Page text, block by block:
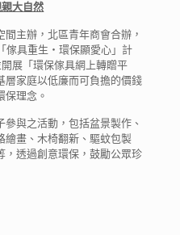
大自然
主辦，北區青年商會合辦，
傢具重生‧環保顯愛心」計
展「環保傢具網上轉贈平
層家庭以低廉而可負擔的價錢
保理念。
與之活動，包括盆景製作、
繪畫、木椅翻新、驅蚊包製
，透過創意環保，鼓勵公眾珍